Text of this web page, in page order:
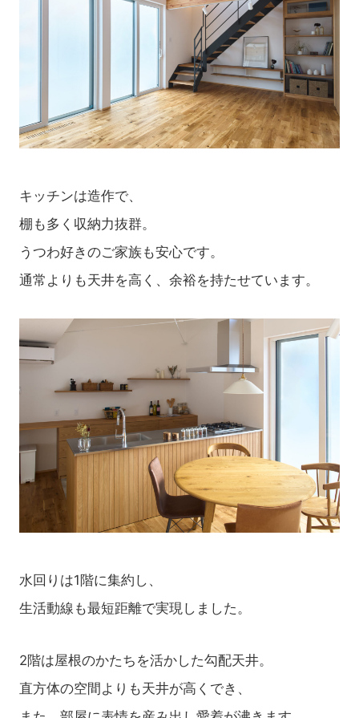
キッチンは造作で、
棚も多く収納力抜群。
うつわ好きのご家族も安心です。
通常よりも天井を高く、余裕を持たせています。
水回りは1階に集約し、
生活動線も最短距離で実現しました。
2階は屋根のかたちを活かした勾配天井。
直方体の空間よりも天井が高くでき、